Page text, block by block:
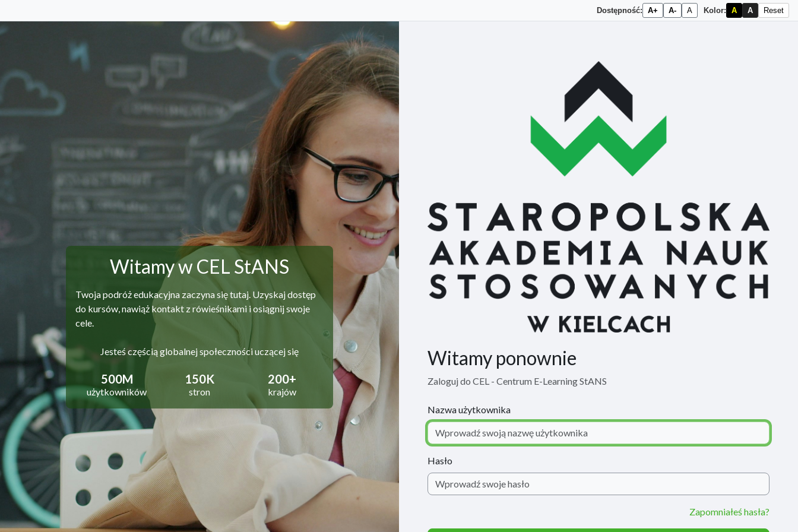
Dostępność: A+ A- A Kolor: A A Reset
Przejdź do głównej zawartości
Witamy w CEL StANS
Twoja podróż edukacyjna zaczyna się tutaj. Uzyskaj dostęp
do kursów, nawiąż kontakt z rówieśnikami i osiągnij swoje
cele.
Jesteś częścią globalnej społeczności uczącej się
500M
użytkowników
150K
stron
200+
krajów
Witamy ponownie
Zaloguj do CEL - Centrum E-Learning StANS
Nazwa użytkownika
Hasło
Zapomniałeś hasła?